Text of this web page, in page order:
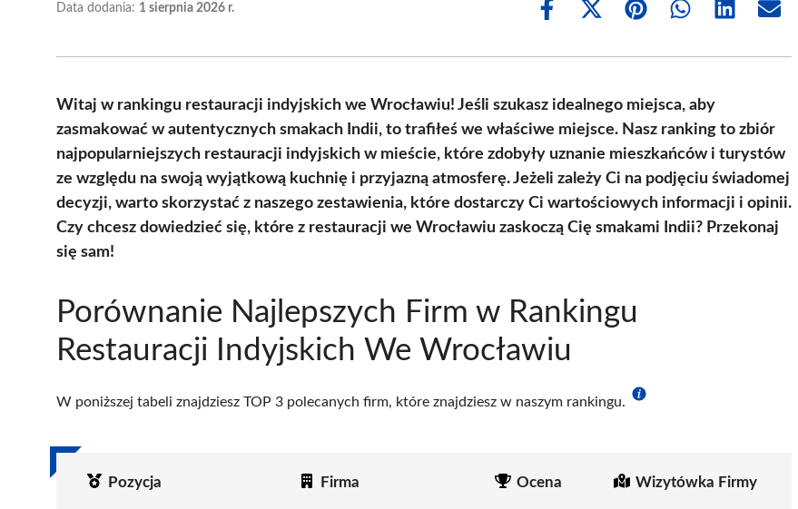
Data dodania: 1 sierpnia 2026 r.
Share
Share
(Twitter)
Share Share Share Share
Witaj w rankingu restauracji indyjskich we Wrocławiu! Jeśli szukasz idealnego miejsca, aby
zasmakować w autentycznych smakach Indii, to trafiłeś we właściwe miejsce. Nasz ranking to zbiór
najpopularniejszych restauracji indyjskich w mieście, które zdobyły uznanie mieszkańców i turystów
ze względu na swoją wyjątkową kuchnię i przyjazną atmosferę. Jeżeli zależy Ci na podjęciu świadomej
decyzji, warto skorzystać z naszego zestawienia, które dostarczy Ci wartościowych informacji i opinii.
Czy chcesz dowiedzieć się, które z restauracji we Wrocławiu zaskoczą Cię smakami Indii? Przekonaj
się sam!
Porównanie Najlepszych Firm w Rankingu
Restauracji Indyjskich We Wrocławiu
W poniższej tabeli znajdziesz TOP 3 polecanych firm, które znajdziesz w naszym rankingu.
Pozycja Firma Ocena Wizytówka Firmy